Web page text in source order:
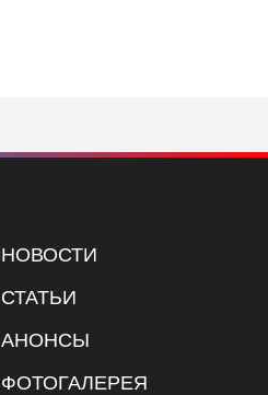
НОВОСТИ
СТАТЬИ
АНОНСЫ
ФОТОГАЛЕРЕЯ